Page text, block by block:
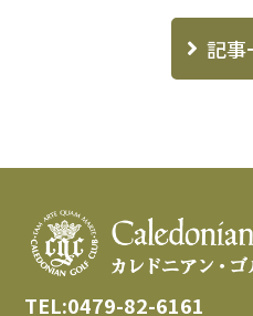
記事
TEL:0479-82-6161